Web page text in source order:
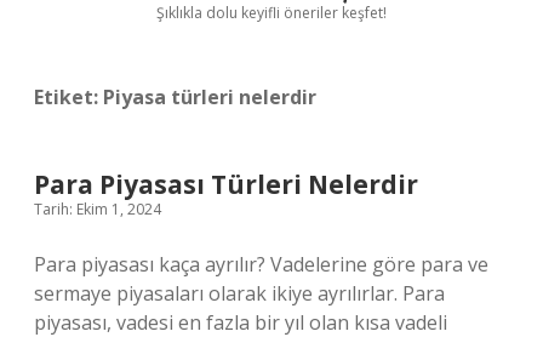
Şıklıkla dolu keyifli öneriler keşfet!
Etiket: Piyasa türleri nelerdir
Para Piyasası Türleri Nelerdir
Tarih: Ekim 1, 2024
Para piyasası kaça ayrılır? Vadelerine göre para ve
sermaye piyasaları olarak ikiye ayrılırlar. Para
piyasası, vadesi en fazla bir yıl olan kısa vadeli